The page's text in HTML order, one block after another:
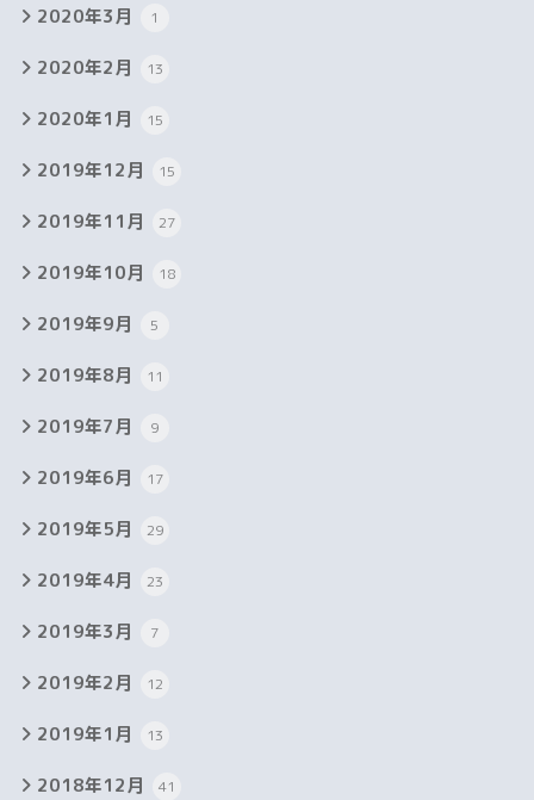
2020年3月 1
2020年2月 13
2020年1月 15
2019年12月 15
2019年11月 27
2019年10月 18
2019年9月 5
2019年8月 11
2019年7月 9
2019年6月 17
2019年5月 29
2019年4月 23
2019年3月 7
2019年2月 12
2019年1月 13
2018年12月 41